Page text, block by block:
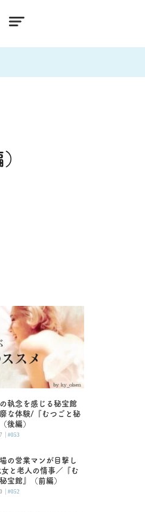
執念を感じる秘宝館
な体験/『むつごと秘
後編）
| #053
の営業マンが目撃し
と老人の情事／『む
宝館』（前編）
| #052